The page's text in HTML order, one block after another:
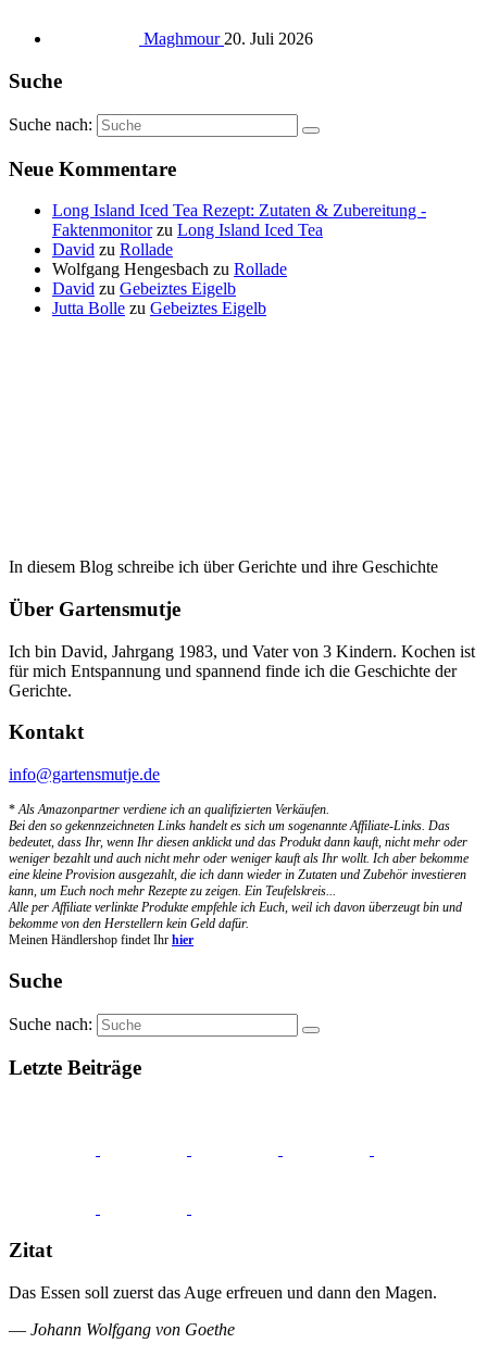
Maghmour20. Juli 2026
Suche
Suche nach:
Neue Kommentare
Long Island Iced Tea Rezept: Zutaten & Zubereitung -
Faktenmonitorzu Long Island Iced Tea
David zu Rollade
Wolfgang Hengesbach zu Rollade
David zu Gebeiztes Eigelb
Jutta Bolle zu Gebeiztes Eigelb
In diesem Blog schreibe ich über Gerichte und ihre Geschichte
Über Gartensmutje
Ich bin David, Jahrgang 1983, und Vater von 3 Kindern. Kochen ist
für mich Entspannung und spannend finde ich die Geschichte der
Gerichte.
Kontakt
info@gartensmutje.de
*Als Amazonpartner verdiene ich an qualifizierten Verkäufen.
Bei den so gekennzeichneten Links handelt es sich um sogenannte Affiliate-Links. Das
bedeutet, dass Ihr, wenn Ihr diesen anklickt und das Produkt dann kauft, nicht mehr oder
weniger bezahlt und auch nicht mehr oder weniger kauft als Ihr wollt. Ich aber bekomme
eine kleine Provision ausgezahlt, die ich dann wieder in Zutaten und Zubehör investieren
kann, um Euch noch mehr Rezepte zu zeigen. Ein Teufelskreis...
Alle per Affiliate verlinkte Produkte empfehle ich Euch, weil ich davon überzeugt bin und
bekomme von den Herstellern kein Geld dafür.
Meinen Händlershop findet Ihr hier
Suche
Suche nach:
Letzte Beiträge
Zitat
Das Essen soll zuerst das Auge erfreuen und dann den Magen.
— Johann Wolfgang von Goethe